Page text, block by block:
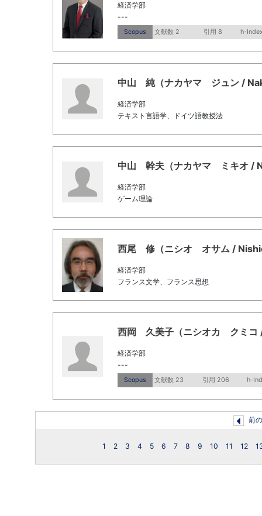
経済学部
---
Scopus 文献数 2 引用 8 h-
中山 純（ナカヤマ ジュン /
経済学部
テキスト言語学、ドイツ語教授法
中山 幹夫（ナカヤマ ミキオ /
経済学部
ゲーム理論
西尾 修（ニシオ オサム /
経済学部
フランス文学、フランス思想
西岡 久美子（ニシオカ クミコ
経済学部
---
Scopus 文献数 23 引用 206 h-
前
1 2 3 4 5 6 7 8 9 10 11 12